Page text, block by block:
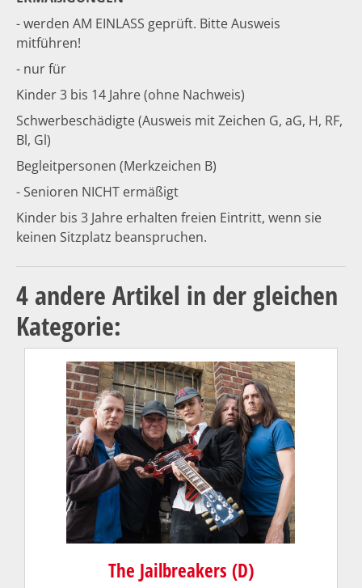
- werden AM EINLASS geprüft. Bitte Ausweis
mitführen!
- nur für
Kinder 3 bis 14 Jahre (ohne Nachweis)
Schwerbeschädigte (Ausweis mit Zeichen G, aG, H, RF,
Bl, Gl)
Begleitpersonen (Merkzeichen B)
- Senioren NICHT ermäßigt
Kinder bis 3 Jahre erhalten freien Eintritt, wenn sie
keinen Sitzplatz beanspruchen.
4 andere Artikel in der gleichen
Kategorie:
The Jailbreakers (D)